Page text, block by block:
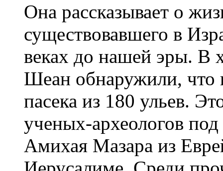
Она рассказывает о
существовавшего в
веках до нашей эры. В
Шеан обнаружили, что
пасека из 180 ульев.
ученых-археологов
Амихая Мазара из